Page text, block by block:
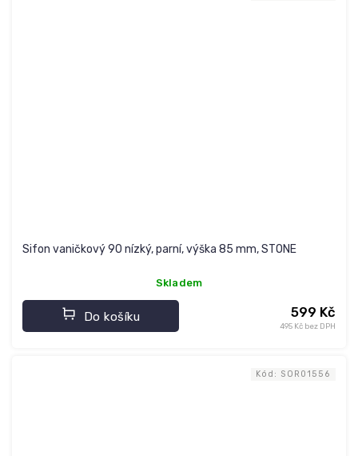
Sifon vaničkový 90 nízký, parní, výška 85 mm, STONE
Skladem
495 Kč bez DPH
599 Kč
Do košíku
Kód: SOR01556